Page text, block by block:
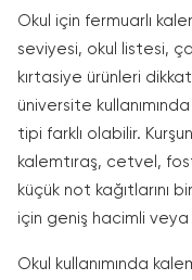
Okul için fermuarlı
seviyesi, okul listesi,
kırtasiye ürünleri
üniversite
tipi farklı olabilir.
kalemtıraş, cetvel,
küçük not kağıtlarını
için geniş hacimli
Okul kullanımında